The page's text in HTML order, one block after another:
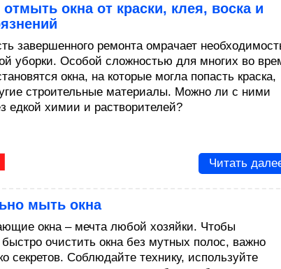
окна от краски, клея, воска и
завершенного ремонта омрачает
уборки. Особой сложностью для многих во
окна, на которые могла попасть краска,
строительные материалы. Можно ли с ними
едкой химии и растворителей?
Читать
мыть окна
окна – мечта любой хозяйки. Чтобы
быстро очистить окна без мутных полос, важно
секретов. Соблюдайте технику, используйте